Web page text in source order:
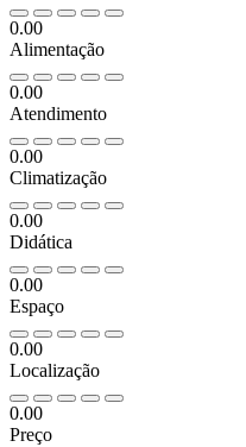
0.00
Alimentação
0.00
Atendimento
0.00
Climatização
0.00
Didática
0.00
Espaço
0.00
Localização
0.00
Preço